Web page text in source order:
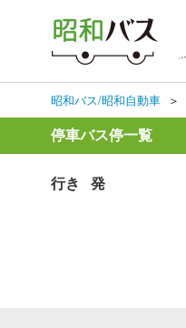
昭和バス/昭和自動車 ＞
停車バス停一覧
行き 発